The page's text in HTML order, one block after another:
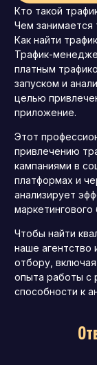
Кто такой
Чем
Как найти
Трафик-
платным
запуском и
целью
приложение.
Этот
привлечению
кампаниями в
платформах и
анализирует
Чтобы найти
наше агентство
отбору,
опыта работы с
способности к